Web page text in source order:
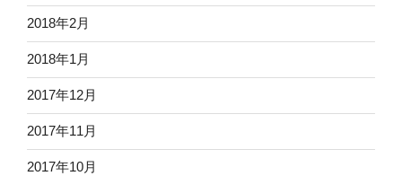
2018年2月
2018年1月
2017年12月
2017年11月
2017年10月